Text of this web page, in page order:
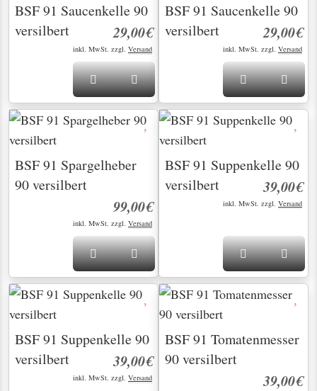
BSF 91 Saucenkelle 90
versilbert
29,00€
inkl. MwSt. zzgl. Versand
BSF 91 Saucenkelle 90
versilbert
29,00€
inkl. MwSt. zzgl. Versand
BSF 91 Spargelheber
90 versilbert
99,00€
inkl. MwSt. zzgl. Versand
BSF 91 Suppenkelle 90
versilbert
39,00€
inkl. MwSt. zzgl. Versand
BSF 91 Suppenkelle 90
versilbert
39,00€
inkl. MwSt. zzgl. Versand
BSF 91 Tomatenmesser
90 versilbert
39,00€